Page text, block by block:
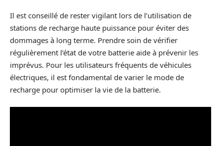
Il est conseillé de rester vigilant lors de l’utilisation de
stations de recharge haute puissance pour éviter des
dommages à long terme. Prendre soin de vérifier
régulièrement l’état de votre batterie aide à prévenir les
imprévus. Pour les utilisateurs fréquents de véhicules
électriques, il est fondamental de varier le mode de
recharge pour optimiser la vie de la batterie.